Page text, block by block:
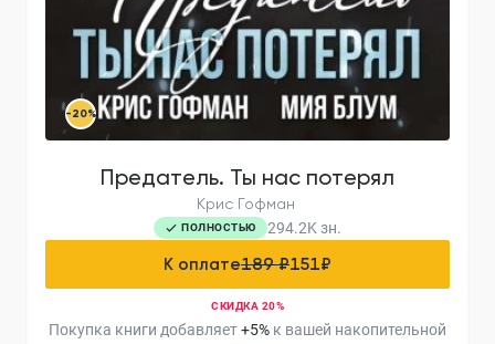
-20%
Предатель. Ты нас потерял
Крис Гофман
ПОЛНОСТЬЮ 294.2K зн.
К оплате189 ₽151₽
СКИДКА 20%
Покупка книги добавляет+5% к вашей накопительной